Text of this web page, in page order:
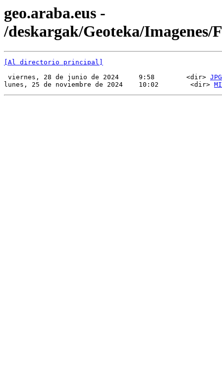
geo.araba.eus -
/deskargak/Geoteka/Imagenes/
[Al directorio principal]
viernes, 28 de junio de 2024     9:58        <dir> JPG
lunes, 25 de noviembre de 2024    10:02        <dir>